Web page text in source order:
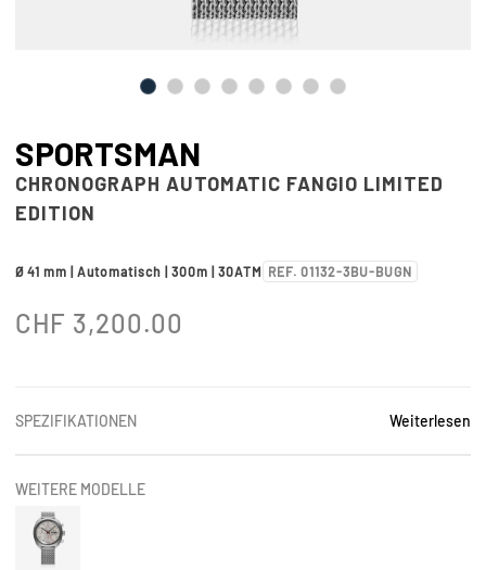
SPORTSMAN
CHRONOGRAPH AUTOMATIC FANGIO LIMITED
EDITION
Ø 41 mm | Automatisch | 300m | 30ATM REF. 01132-3BU-BUGN
CHF 3,200.00
SPEZIFIKATIONEN Weiterlesen
WEITERE MODELLE